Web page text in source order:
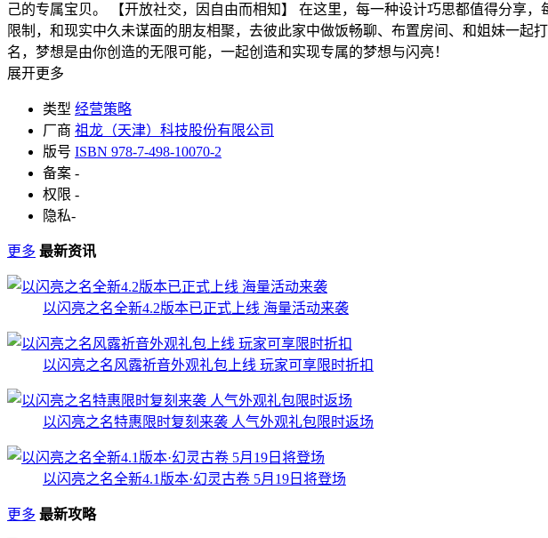
己的专属宝贝。 【开放社交，因自由而相知】 在这里，每一种设计巧思都值得分享
限制，和现实中久未谋面的朋友相聚，去彼此家中做饭畅聊、布置房间、和姐妹一
名，梦想是由你创造的无限可能，一起创造和实现专属的梦想与闪亮！
展开更多
类型 经营策略
厂商 祖龙（天津）科技股份有限公司
版号 ISBN 978-7-498-10070-2
备案 -
权限 -
隐私-
更多 最新资讯
以闪亮之名全新4.2版本已正式上线 海量活动来袭
以闪亮之名风露祈音外观礼包上线 玩家可享限时折扣
以闪亮之名特惠限时复刻来袭 人气外观礼包限时返场
以闪亮之名全新4.1版本·幻灵古卷 5月19日将登场
更多 最新攻略